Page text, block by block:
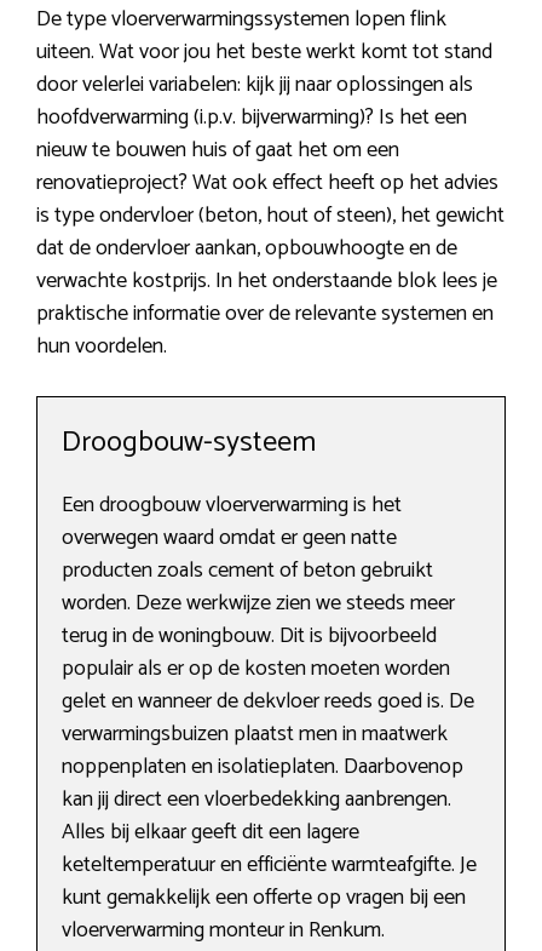
De type vloerverwarmingssystemen lopen flink
uiteen. Wat voor jou het beste werkt komt tot stand
door velerlei variabelen: kijk jij naar oplossingen als
hoofdverwarming (i.p.v. bijverwarming)? Is het een
nieuw te bouwen huis of gaat het om een
renovatieproject? Wat ook effect heeft op het advies
is type ondervloer (beton, hout of steen), het gewicht
dat de ondervloer aankan, opbouwhoogte en de
verwachte kostprijs. In het onderstaande blok lees je
praktische informatie over de relevante systemen en
hun voordelen.
Droogbouw-systeem
Een droogbouw vloerverwarming is het
overwegen waard omdat er geen natte
producten zoals cement of beton gebruikt
worden. Deze werkwijze zien we steeds meer
terug in de woningbouw. Dit is bijvoorbeeld
populair als er op de kosten moeten worden
gelet en wanneer de dekvloer reeds goed is. De
verwarmingsbuizen plaatst men in maatwerk
noppenplaten en isolatieplaten. Daarbovenop
kan jij direct een vloerbedekking aanbrengen.
Alles bij elkaar geeft dit een lagere
keteltemperatuur en efficiënte warmteafgifte. Je
kunt gemakkelijk een offerte op vragen bij een
vloerverwarming monteur in Renkum.